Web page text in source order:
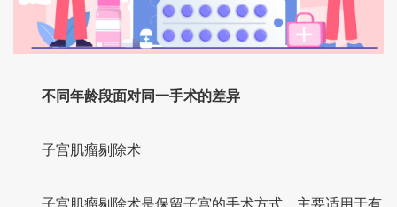
不同年龄段面对同一手术的差异
子宫肌瘤剔除术
子宫肌瘤剔除术是保留子宫的手术方式，主要适用于有